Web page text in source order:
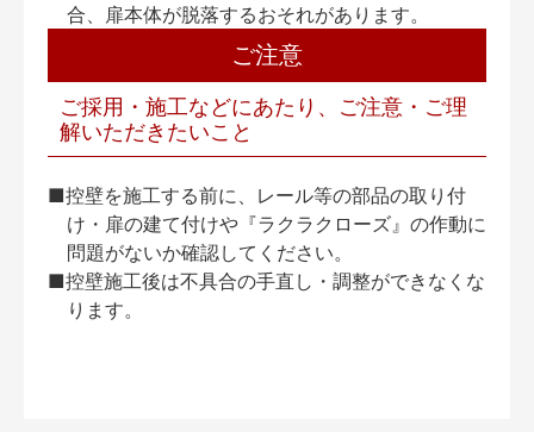
合、扉本体が脱落するおそれがあります。
ご注意
ご採用・施工などにあたり、ご注意・ご理
解いただきたいこと
■控壁を施工する前に、レール等の部品の取り付
け・扉の建て付けや『ラクラクローズ』の作動に
問題がないか確認してください。
■控壁施工後は不具合の手直し・調整ができなくな
ります。